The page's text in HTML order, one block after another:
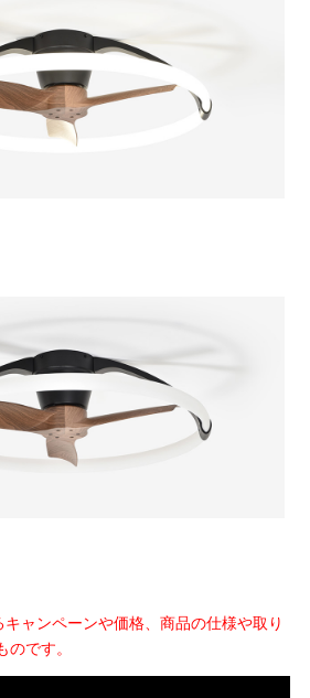
ャンペーンや価格、商品の仕様や取り
です。